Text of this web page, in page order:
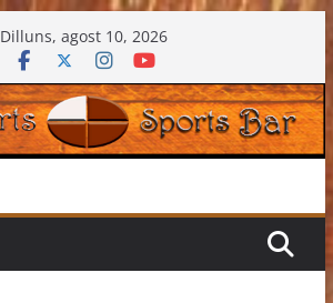
Dilluns, agost 10, 2026